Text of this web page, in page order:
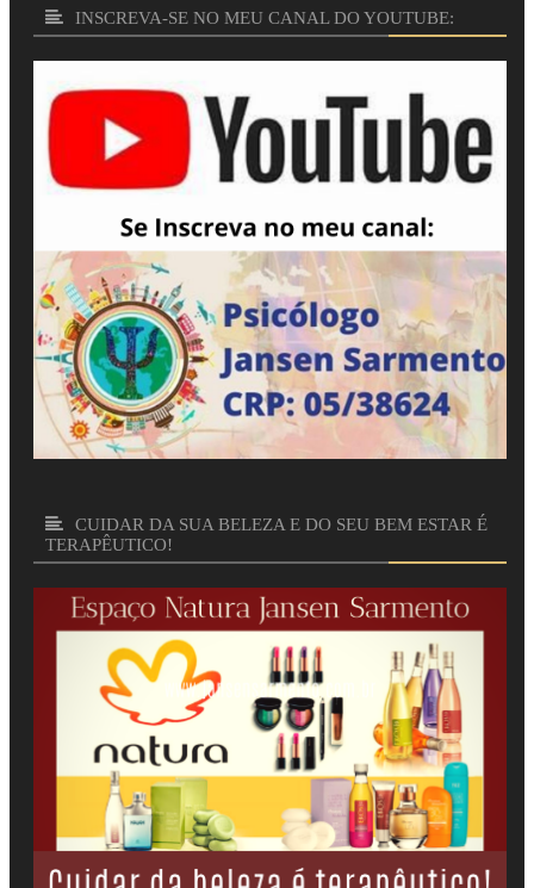
CUIDAR DA SUA BELEZA E DO SEU BEM ESTAR É
TERAPÊUTICO!
FACEBOOK